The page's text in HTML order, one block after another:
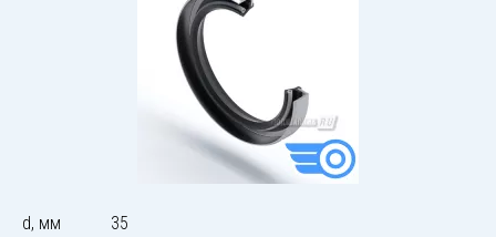
d, мм
35